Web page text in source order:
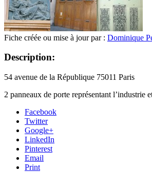
Fiche créée ou mise à jour par : Dominique
Description:
54 avenue de la République 75011 Paris
2 panneaux de porte représentant l’industrie
Facebook
Twitter
Google+
LinkedIn
Pinterest
Email
Print